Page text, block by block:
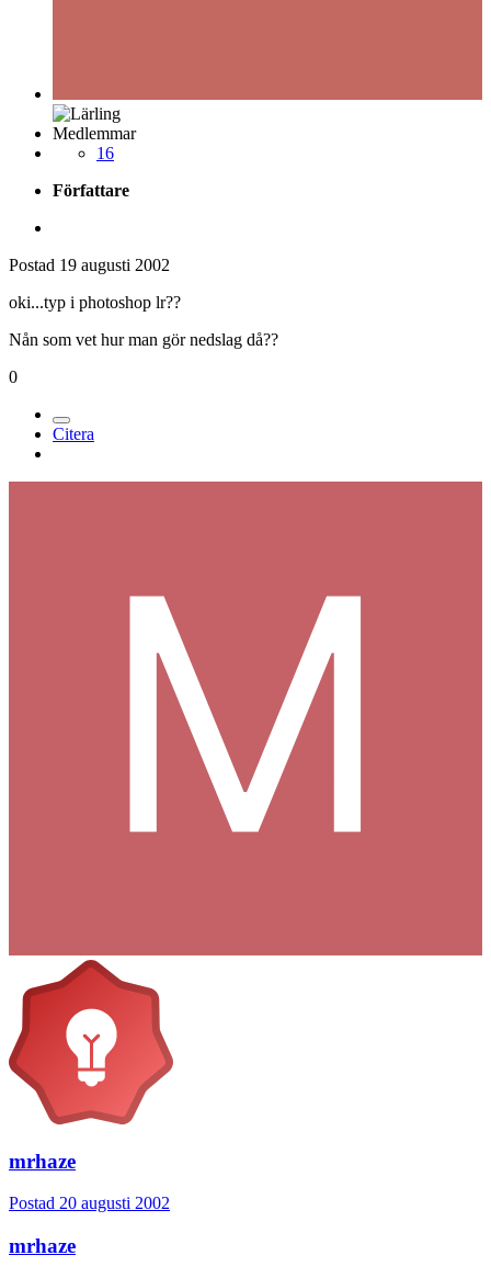
Medlemmar
16
Författare
Postad 19 augusti 2002
oki...typ i photoshop lr??
Nån som vet hur man gör nedslag då??
0
Citera
mrhaze
Postad 20 augusti 2002
mrhaze